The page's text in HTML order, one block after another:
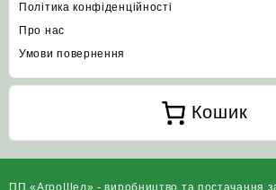
Політика конфіденційності
Про нас
Умови повернення
Кошик